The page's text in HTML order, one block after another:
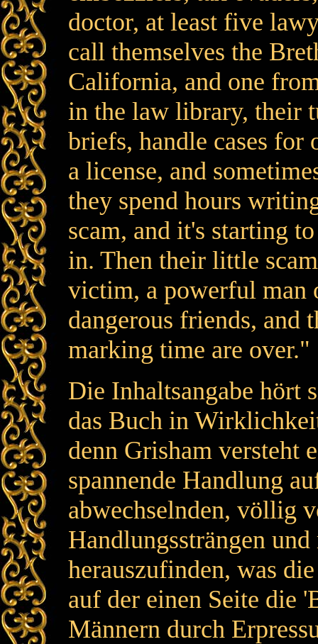
doctor, at least five
call themselves the
California, and one
in the law library, their
briefs, handle cases
a license, and
they spend hours
scam, and it's starting
in. Then their little
victim, a powerful man
dangerous friends, and
marking time are over."
Die Inhaltsangabe hört
das Buch in
denn Grisham versteht
spannende Handlung
abwechselnden, völlig
Handlungssträngen
herauszufinden, was
auf der einen Seite die
Männern durch